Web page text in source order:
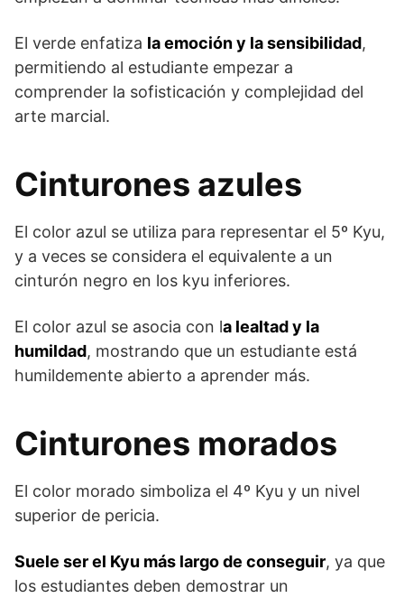
El verde enfatiza la emoción y la sensibilidad,
permitiendo al estudiante empezar a
comprender la sofisticación y complejidad del
arte marcial.
Cinturones azules
El color azul se utiliza para representar el 5º Kyu,
y a veces se considera el equivalente a un
cinturón negro en los kyu inferiores.
El color azul se asocia con la lealtad y la
humildad, mostrando que un estudiante está
humildemente abierto a aprender más.
Cinturones morados
El color morado simboliza el 4º Kyu y un nivel
superior de pericia.
Suele ser el Kyu más largo de conseguir, ya que
los estudiantes deben demostrar un